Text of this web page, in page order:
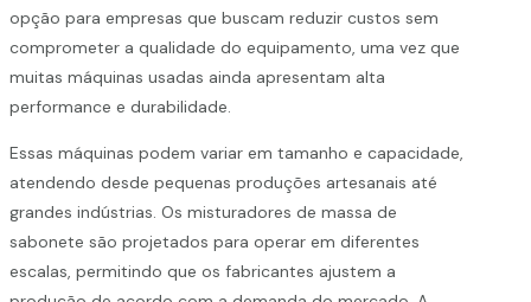
opção para empresas que buscam reduzir custos sem
comprometer a qualidade do equipamento, uma vez que
muitas máquinas usadas ainda apresentam alta
performance e durabilidade.
Essas máquinas podem variar em tamanho e capacidade,
atendendo desde pequenas produções artesanais até
grandes indústrias. Os misturadores de massa de
sabonete são projetados para operar em diferentes
escalas, permitindo que os fabricantes ajustem a